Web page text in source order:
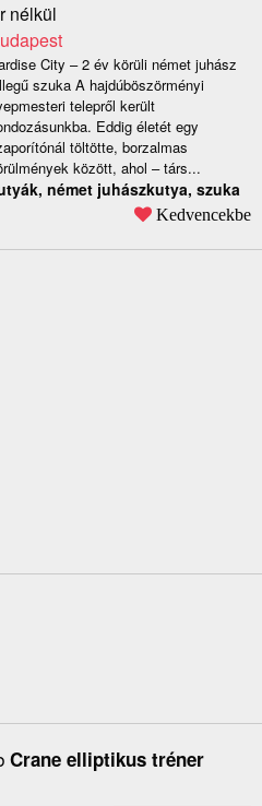
nélkül
City – 2 év körüli német juhász
szuka A hajdúböszörményi
telepről került
Eddig életét egy
töltötte, borzalmas
között, ahol – társ...
német juhászkutya, szuka
Kedvencekbe
Crane elliptikus tréner